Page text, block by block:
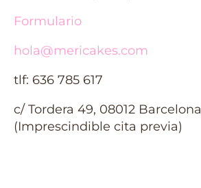
Formulario
hola@mericakes.com
tlf: 636 785 617
c/ Tordera 49, 08012 Barcelona
(Imprescindible cita previa)